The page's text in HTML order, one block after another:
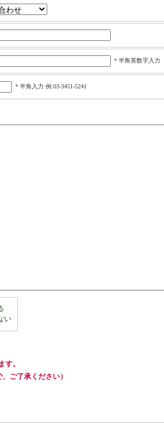
＊半角英数字入力
＊半角入力 例:03-3451-5241
い
。
ご了承ください）